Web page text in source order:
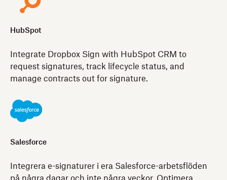
HubSpot
Integrate Dropbox Sign with HubSpot CRM to
request signatures, track lifecycle status, and
manage contracts out for signature.
Salesforce
Integrera e-signaturer i era Salesforce-arbetsflöden